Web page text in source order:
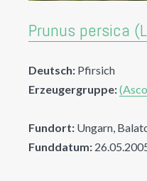
Prunus persica
Deutsch: Pfirsich
Erzeugergruppe:
Fundort: Ungarn,
Funddatum: